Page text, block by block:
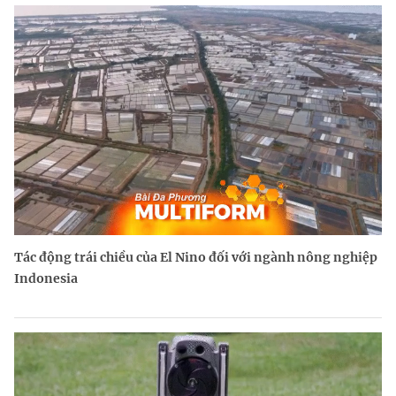
Tác động trái chiều của El Nino đối với ngành nông nghiệp
Indonesia